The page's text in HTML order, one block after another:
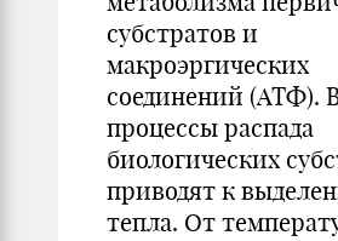
субстратов и
макроэргических
соединений (АТФ).
процессы распада
биологических
приводят к
тепла. От